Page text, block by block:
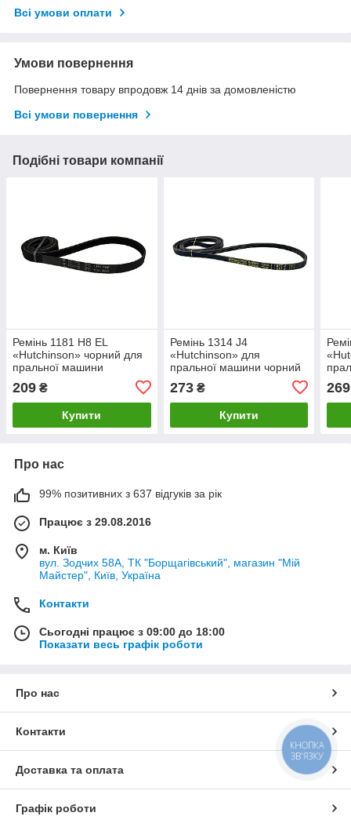
Всі умови оплати
Умови повернення
Повернення товару впродовж 14 днів за домовленістю
Всі умови повернення
Подібні товари компанії
Ремінь 1181 H8 EL
«Hutchinson» чорний для
пральної машини
209 ₴
Купити
Ремінь 1314 J4
«Hutchinson» для
пральної машини чорний
273₴
Купити
269
Про нас
99% позитивних з 637 відгуків за рік
Працює з 29.08.2016
м. Київ
вул. Зодчих 58А, ТК "Борщагівський", магазин "Мій
Майстер", Київ, Україна
Контакти
Сьогодні працює з 09:00 до 18:00
Показати весь графік роботи
Про нас
Контакти
Доставка та оплата
Графік роботи
КНОПКА
ЗВ'ЯЗКУ